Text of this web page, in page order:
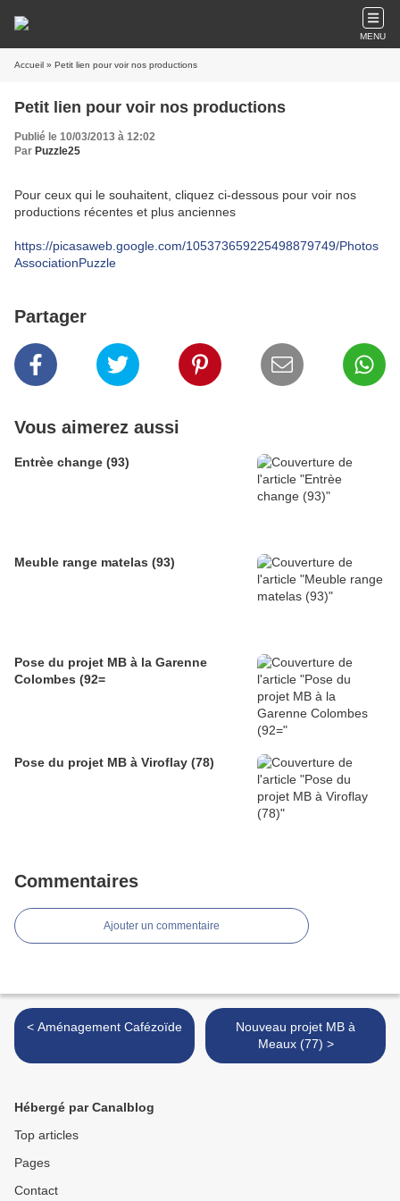
MENU
Accueil » Petit lien pour voir nos productions
Petit lien pour voir nos productions
Publié le 10/03/2013 à 12:02
Par Puzzle25
Pour ceux qui le souhaitent, cliquez ci-dessous pour voir nos
productions récentes et plus anciennes
https://picasaweb.google.com/105373659225498879749/Photos
AssociationPuzzle
Partager
Vous aimerez aussi
Entrèe change (93)
Meuble range matelas (93)
Pose du projet MB à la Garenne
Colombes (92=
Pose du projet MB à Viroflay (78)
Commentaires
Ajouter un commentaire
< Aménagement Cafézoïde
Nouveau projet MB à
Meaux (77) >
Hébergé par Canalblog
Top articles
Pages
Contact